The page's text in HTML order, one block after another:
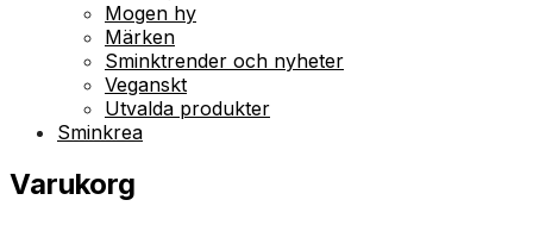
Mogen hy
Märken
Sminktrender och nyheter
Veganskt
Utvalda produkter
Sminkrea
Varukorg